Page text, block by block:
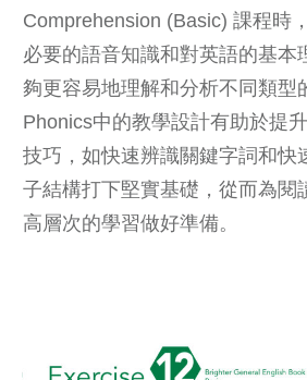
Comprehension (Basic) 課程時
必要的語音知識和對英語的基本
夠更容易地理解和分析不同類型
Phonics中的教學設計有助於提
技巧，如快速辨識關鍵字詞和快
子結構打下堅實基礎，從而為閱
高層次的學習做好準備。